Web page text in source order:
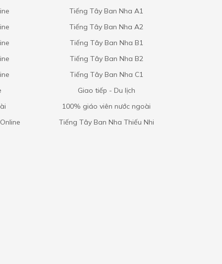
Tiếng Tây Ban Nha A1
Tiếng Tây Ban Nha A2
Tiếng Tây Ban Nha B1
Tiếng Tây Ban Nha B2
Tiếng Tây Ban Nha C1
Giao tiếp - Du lịch
100% giáo viên nước ngoài
Tiếng Tây Ban Nha Thiếu Nhi